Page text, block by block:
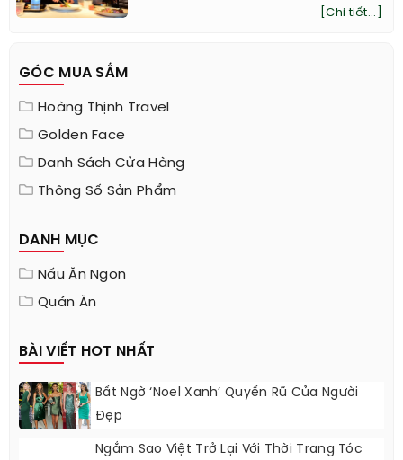
[Chi tiết...]
GÓC MUA SẮM
Hoàng Thịnh Travel
Golden Face
Danh Sách Cửa Hàng
Thông Số Sản Phẩm
DANH MỤC
Nấu Ăn Ngon
Quán Ăn
BÀI VIẾT HOT NHẤT
Bất Ngờ ‘Noel Xanh’ Quyến Rũ Của Người
Đẹp
Ngắm Sao Việt Trở Lại Với Thời Trang Tóc